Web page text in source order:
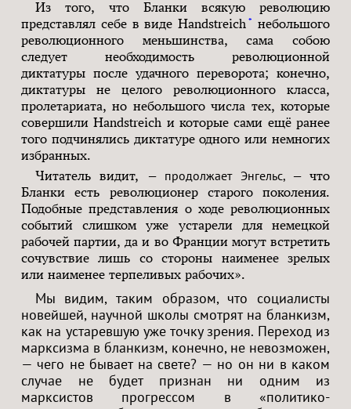
Из того, что Бланки всякую революцию
представлял себе в виде Handstreich* небольшого
революционного меньшинства, сама собою
следует необходимость революционной
диктатуры после удачного переворота; конечно,
диктатуры не целого революционного класса,
пролетариата, но небольшого числа тех, которые
совершили Handstreich и которые сами ещё ранее
того подчинялись диктатуре одного или немногих
избранных.
Читатель видит, — продолжает Энгельс, — что
Бланки есть революционер старого поколения.
Подобные представления о ходе революционных
событий слишком уже устарели для немецкой
рабочей партии, да и во Франции могут встретить
сочувствие лишь со стороны наименее зрелых
или наименее терпеливых рабочих».
Мы видим, таким образом, что социалисты
новейшей, научной школы смотрят на бланкизм,
как на устаревшую уже точку зрения. Переход из
марксизма в бланкизм, конечно, не невозможен,
— чего не бывает на свете? — но он ни в каком
случае не будет признан ни одним из
марксистов прогрессом в «политико-